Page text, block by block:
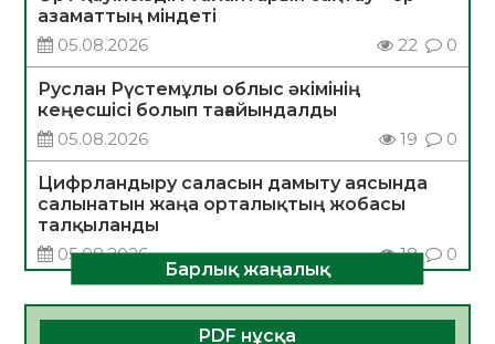
азаматтың міндеті
05.08.2026
22 0
Руслан Рүстемұлы облыс әкімінің
кеңесшісі болып тағайындалды
05.08.2026
19 0
Цифрландыру саласын дамыту аясында
салынатын жаңа орталықтың жобасы
талқыланды
05.08.2026
18 0
құралдарының таныстырылымы өтті
Барлық жаңалық
PDF нұсқа